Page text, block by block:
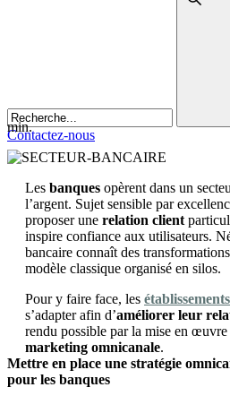
Contactez-nous
min.
Les banques opèrent dans un
l’argent. Sujet sensible par
proposer une relation client
inspire confiance aux utilisateurs.
bancaire connaît des
modèle classique organisé en silos.
Pour y faire face, les
s’adapter afin d’améliorer leur
rendu possible par la mise en œuvre
marketing omnicanale.
Mettre en place une stratégie
pour les banques